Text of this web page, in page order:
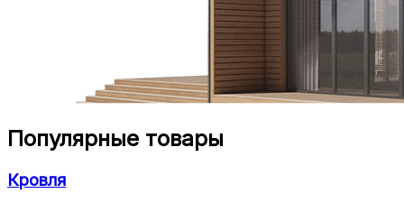
Популярные товары
Кровля